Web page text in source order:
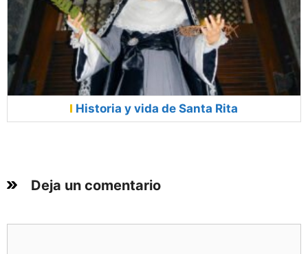
Historia y vida de Santa Rita
Deja un comentario